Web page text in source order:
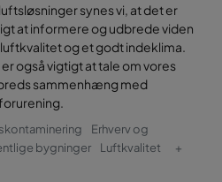
synes vi, at det er
at informere og udbrede viden
og et godt indeklima.
er også vigtigt at tale om vores
sammenhæng med
Erhverv og
bygninger
Luftkvalitet +